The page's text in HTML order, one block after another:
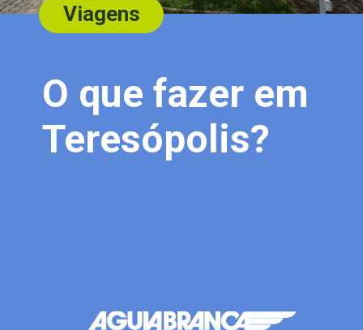
Viagens
O que fazer em
Teresópolis?